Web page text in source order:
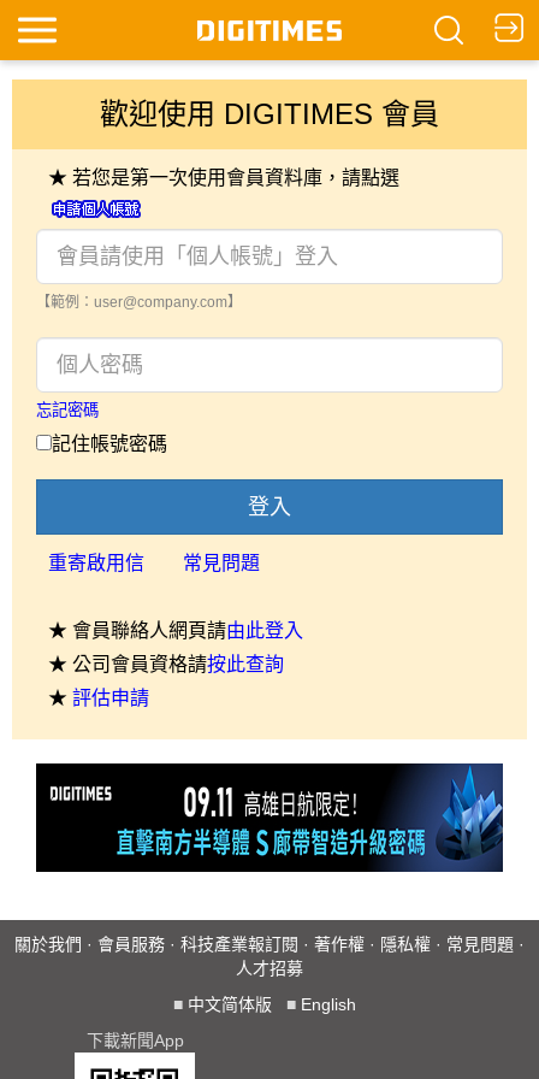
歡迎使用 DIGITIMES 會員
★ 若您是第一次使用會員資料庫，請點選
【範例：user@company.com】
忘記密碼
記住帳號密碼
登入
重寄啟用信 常見問題
★ 會員聯絡人網頁請由此登入
★ 公司會員資格請按此查詢
★ 評估申請
關於我們 · 會員服務 · 科技產業報訂閱 · 著作權 · 隱私權 · 常見問題 ·
人才招募
■ 中文简体版 ■ English
下載新聞App